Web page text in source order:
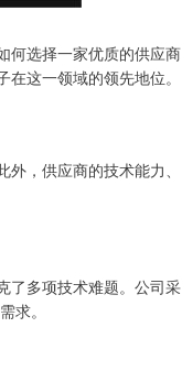
何选择一家优质的供应商
这一领域的领先地位。
，供应商的技术能力、
了多项技术难题。公司采
求。